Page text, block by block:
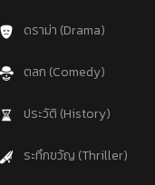
ดราม่า (Drama)
ตลก (Comedy)
ประวัติ (History)
ระทึกขวัญ (Thriller)